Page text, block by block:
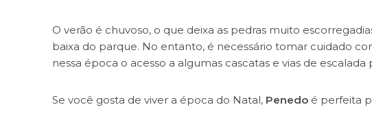
O verão é chuvoso, o que deixa as pedras muito
baixa do parque. No entanto, é necessário tomar cuidado
nessa época o acesso a algumas cascatas e vias de
Se você gosta de viver a época do Natal, Penedoé perfeita